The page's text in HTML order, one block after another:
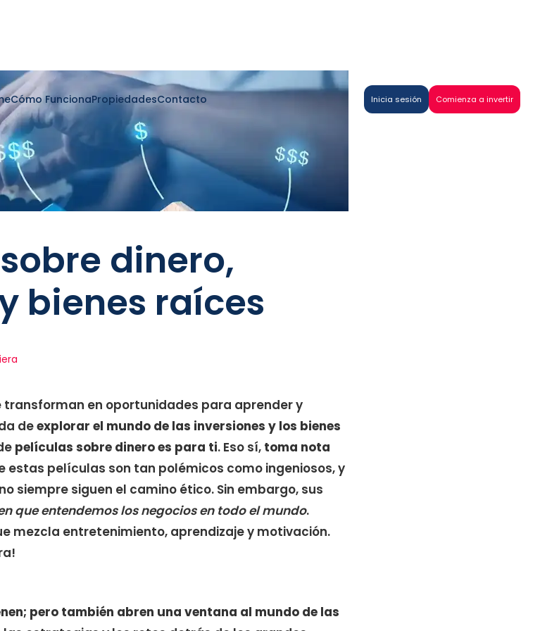
Cómo FuncionaPropiedadesContacto Inicia sesión Comienza a invertir
dinero,
bienes raíces
transforman en oportunidades para aprender y
deexplorar el mundo de las inversiones y los bienes
películas sobre dinero es para ti. Eso sí, toma nota
estas películas son tan polémicos como ingeniosos, y
siempre siguen el camino ético. Sin embargo, sus
que entendemos los negocios en todo el mundo.
mezcla entretenimiento, aprendizaje y motivación.
pero también abren una ventana al mundo de las